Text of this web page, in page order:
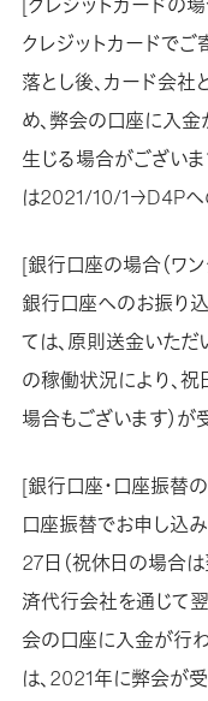
クレジットカードでご
落とし後、カード会
め、弊会の口座に入
生じる場合がございま
は2021/10/1→D4Pへ
[銀行口座の場合（ワン
銀行口座へのお振り
ては、原則送金いた
の稼働状況により、
場合もございます）が
[銀行口座・口座振替
口座振替でお申し込
27日（祝休日の場合
済代行会社を通じて
会の口座に入金が行
は、2021年に弊会が